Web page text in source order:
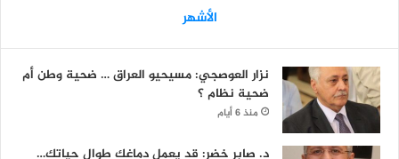
الأشهر
نزار العوصجي: مسيحيو العراق … ضحية وطن أم
ضحية نظام ؟
منذ 6 أيام
د. صابر خضر: قد يعمل دماغك طوال حياتك…